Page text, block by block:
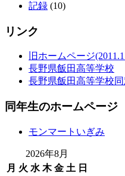
記録 (10)
リンク
旧ホームページ
長野県飯田高等学校
長野県飯田高等学校
同年生のホームページ
モンマートいぎみ
2026年8月
月 火 水 木 金 土 日